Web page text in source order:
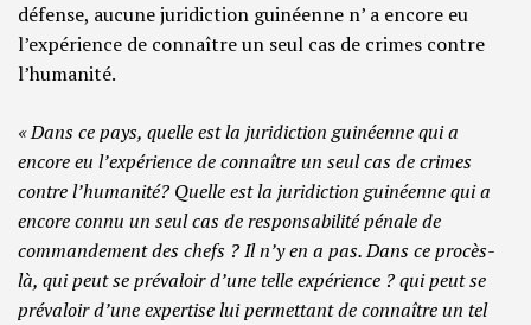
défense, aucune juridiction guinéenne n’ a encore eu
l’expérience de connaître un seul cas de crimes contre
l’humanité.
« Dans ce pays, quelle est la juridiction guinéenne qui a
encore eu l’expérience de connaître un seul cas de crimes
contre l’humanité? Quelle est la juridiction guinéenne qui a
encore connu un seul cas de responsabilité pénale de
commandement des chefs ? Il n’y en a pas. Dans ce procès-
là, qui peut se prévaloir d’une telle expérience ? qui peut se
prévaloir d’une expertise lui permettant de connaître un tel